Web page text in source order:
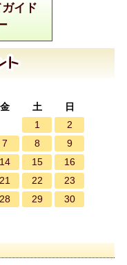
イド
金 土
日
1
2
7 8
9
14 15
16
21 22
23
28 29
30